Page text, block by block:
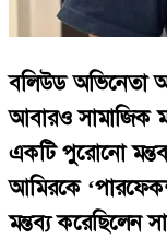
বলিউড অভিনেতা
আবারও সামাজিক
একটি পুরোনো
আমিরকে
মন্তব্য করেছিলেন